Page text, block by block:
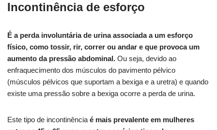
Incontinência de esforço
É a perda involuntária de urina associada a um esforço
físico, como tossir, rir, correr ou andar e que provoca um
aumento da pressão abdominal. Ou seja, devido ao
enfraquecimento dos músculos do pavimento pélvico
(músculos pélvicos que suportam a bexiga e a uretra) e quando
existe uma pressão sobre a bexiga ocorre a perda de urina.
Este tipo de incontinência é mais prevalente em mulheres